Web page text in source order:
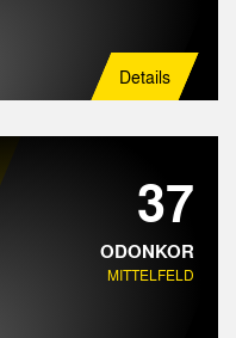
Details
37
ODONKOR
MITTELFELD